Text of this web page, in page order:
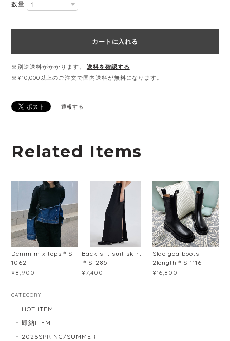
数量
カートに入れる
※別途送料がかかります。
送料を確認する
※¥10,000以上のご注文で国内送料が無料になります。
通報する
Related Items
Denim mix tops＊S-
1062
¥8,900
Back slit suit skirt
＊S-285
¥7,400
SIde goa boots
2length＊S-1116
¥16,800
CATEGORY
HOT ITEM
即納ITEM
2026SPRING/SUMMER